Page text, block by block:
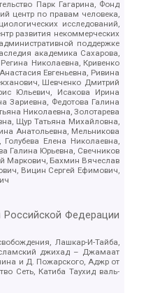
Парк Гагарина, Фонд
центр по правам человека,
исследований,
развития некоммерческих
поддержке
академика Сахарова,
Николаевна, Кривенко
Евгеньевна, Ривина
Шевченко Дмитрий
Юльевич, Исакова Ирина
Зариевна, Федотова Галина
Николаевна, Золотарева
Щур Татьяна Михайловна,
Анатольевна, Мельникова
Елена Николаевна,
Галина Юрьевна, Свечников
Маркович, Бахмин Вячеслав
Вицин Сергей Ефимович,
Российской Федерации
Лашкар-И-Тайба,
джихад – Джамаат
и Д. Пожарского, Аджр от
Сеть, Катиба Таухид валь-